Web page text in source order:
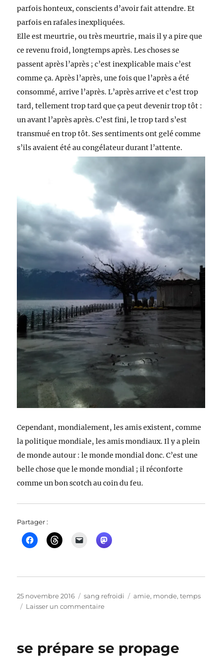
parfois honteux, conscients d’avoir fait attendre. Et
parfois en rafales inexpliquées.
Elle est meurtrie, ou très meurtrie, mais il y a pire que
ce revenu froid, longtemps après. Les choses se
passent après l’après ; c’est inexplicable mais c’est
comme ça. Après l’après, une fois que l’après a été
consommé, arrive l’après. L’après arrive et c’est trop
tard, tellement trop tard que ça peut devenir trop tôt :
un avant l’après après. C’est fini, le trop tard s’est
transmué en trop tôt. Ses sentiments ont gelé comme
s’ils avaient été au congélateur durant l’attente.
Cependant, mondialement, les amis existent, comme
la politique mondiale, les amis mondiaux. Il y a plein
de monde autour : le monde mondial donc. C’est une
belle chose que le monde mondial ; il réconforte
comme un bon scotch au coin du feu.
Partager :
Publié
le
25 novembre 2016 Catégories
sang refroidi Étiquettes
amie, monde,temps
Laisser un commentairesur
mondiaux
se prépare se propage